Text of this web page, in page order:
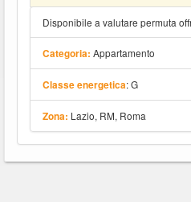
Disponibile a valutare permuta
Categoria: Appartamento
Classe energetica: G
Zona: Lazio, RM, Roma